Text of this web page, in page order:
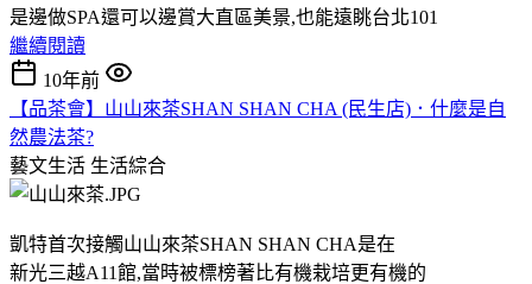
是邊做SPA還可以邊賞大直區美景,也能遠眺台北101
繼續閱讀
10年前
【品茶會】山山來茶SHAN SHAN CHA (民生店)．什麼是自
然農法茶?
藝文生活 生活綜合
凱特首次接觸山山來茶SHAN SHAN CHA是在
新光三越A11館,當時被標榜著比有機栽培更有機的